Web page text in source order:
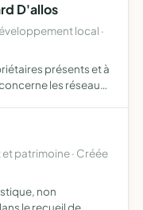
D'allos
local ·
présents et à
les réseaux
patrimoine · Créée
non
le recueil de